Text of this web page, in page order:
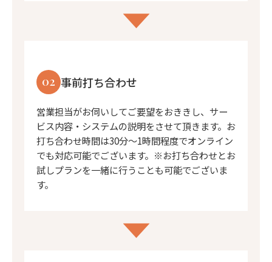
02 事前打ち合わせ
営業担当がお伺いしてご要望をおききし、サー
ビス内容・システムの説明をさせて頂きます。お
打ち合わせ時間は30分〜1時間程度でオンライン
でも対応可能でございます。※お打ち合わせとお
試しプランを一緒に行うことも可能でございま
す。